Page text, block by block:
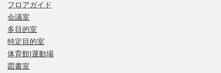
フロアガイド
会議室
多目的室
特定目的室
体育館|運動場
図書室